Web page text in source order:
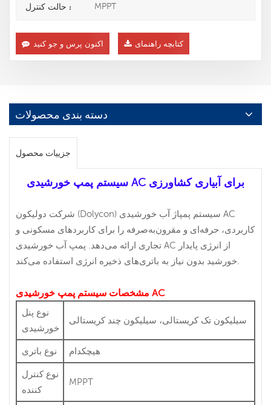
حالت کنترل : MPPT
اکنون پرس و جو کنید کتابچه راهنمای
دسته بندی محصولات
جزییات محصول
سیستم پمپ خورشیدی AC برای آبیاری کشاورزی
شرکت دولیکون (Dolycon) سیستم پمپاژ آب خورشیدی AC
کاربردی، حرفه‌ای و مقرون‌به‌صرفه را برای کاربردهای مسکونی و
تجاری ارائه می‌دهد. پمپ آب خورشیدی AC از انرژی پایدار
مشخصات سیستم پمپ خورشیدی AC
نوع پنل
خورشیدی
سیلیکون تک کریستالی، سیلیکون چند کریستالی
نوع باتری هیچکدام
نوع کنترل
کننده
MPPT